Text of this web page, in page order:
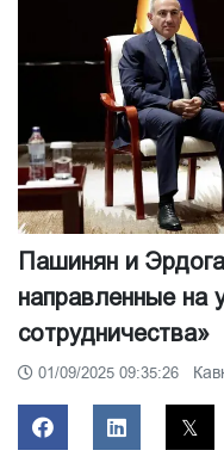
Пашинян и
направленные на
сотрудничества»
01/09/2025 09:35:26